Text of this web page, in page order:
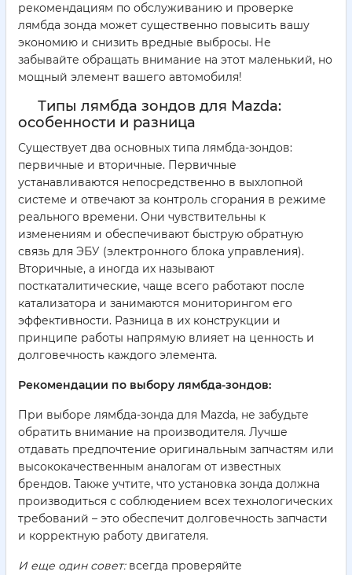
рекомендациям по обслуживанию и проверке
лямбда зонда может существенно повысить вашу
экономию и снизить вредные выбросы. Не
забывайте обращать внимание на этот маленький, но
мощный элемент вашего автомобиля!
Типы лямбда зондов для Mazda:
особенности и разница
Существует два основных типа лямбда-зондов:
первичные и вторичные. Первичные
устанавливаются непосредственно в выхлопной
системе и отвечают за контроль сгорания в режиме
реального времени. Они чувствительны к
изменениям и обеспечивают быструю обратную
связь для ЭБУ (электронного блока управления).
Вторичные, а иногда их называют
посткаталитические, чаще всего работают после
катализатора и занимаются мониторингом его
эффективности. Разница в их конструкции и
принципе работы напрямую влияет на ценность и
долговечность каждого элемента.
Рекомендации по выбору лямбда-зондов:
При выборе лямбда-зонда для Mazda, не забудьте
обратить внимание на производителя. Лучше
отдавать предпочтение оригинальным запчастям или
высококачественным аналогам от известных
брендов. Также учтите, что установка зонда должна
производиться с соблюдением всех технологических
требований – это обеспечит долговечность запчасти
и корректную работу двигателя.
И еще один совет:всегда проверяйте